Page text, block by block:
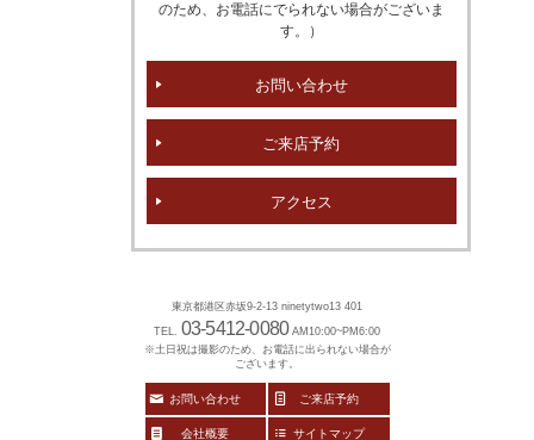
のため、お電話にでられない場合がございま
す。）
お問い合わせ
ご来店予約
アクセス
東京都港区赤坂9-2-13 ninetytwo13 401
TEL. 03-5412-0080 AM10:00~PM6:00
※土日祝は撮影のため、お電話に出られない場合が
ございます。
お問い合わせ ご来店予約
会社概要 サイトマップ